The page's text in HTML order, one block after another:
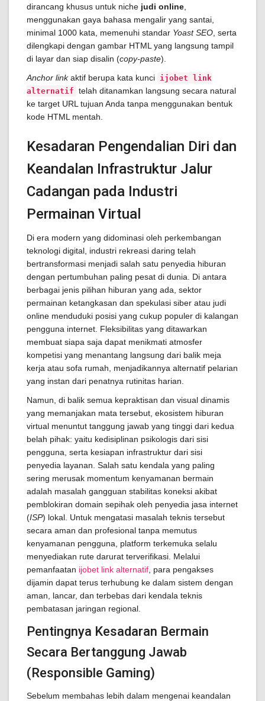
dirancang khusus untuk niche judi online
menggunakan gaya bahasa mengalir yang santai,
minimal 1000 kata, memenuhi standar Yoast SEO , serta
dilengkapi dengan gambar HTML yang langsung tampil
di layar dan siap disalin (copy-paste).
Anchor linkaktif berupa kata kunci ijobet link
alternatif telah ditanamkan langsung secara natural
ke target URL tujuan Anda tanpa menggunakan bentuk
kode HTML mentah.
Kesadaran Pengendalian Diri dan
Keandalan Infrastruktur Jalur
Cadangan pada Industri
Permainan Virtual
Di era modern yang didominasi oleh perkembangan
teknologi digital, industri rekreasi daring telah
bertransformasi menjadi salah satu penyedia hiburan
dengan pertumbuhan paling pesat di dunia. Di antara
berbagai jenis pilihan hiburan yang ada, sektor
permainan ketangkasan dan spekulasi siber atau judi
online menduduki posisi yang cukup populer di kalangan
pengguna internet. Fleksibilitas yang ditawarkan
membuat siapa saja dapat menikmati atmosfer
kompetisi yang menantang langsung dari balik meja
kerja atau sofa rumah, menjadikannya alternatif pelarian
yang instan dari penatnya rutinitas harian.
Namun, di balik semua kepraktisan dan visual dinamis
yang memanjakan mata tersebut, ekosistem hiburan
virtual menuntut tanggung jawab yang tinggi dari kedua
belah pihak: yaitu kedisiplinan psikologis dari sisi
pengguna, serta kesiapan infrastruktur dari sisi
penyedia layanan. Salah satu kendala yang paling
sering merusak momentum kenyamanan bermain
adalah masalah gangguan stabilitas koneksi akibat
pemblokiran domain sepihak oleh penyedia jasa internet
(ISP) lokal. Untuk mengatasi masalah teknis tersebut
secara aman dan profesional tanpa memutus
kenyamanan pengguna, platform terkemuka selalu
menyediakan rute darurat terverifikasi. Melalui
pemanfaatan ijobet link alternatif , para pengakses
dijamin dapat terus terhubung ke dalam sistem dengan
aman, lancar, dan terbebas dari kendala teknis
pembatasan jaringan regional.
Pentingnya Kesadaran Bermain
Secara Bertanggung Jawab
(Responsible Gaming)
Sebelum membahas lebih dalam mengenai keandalan